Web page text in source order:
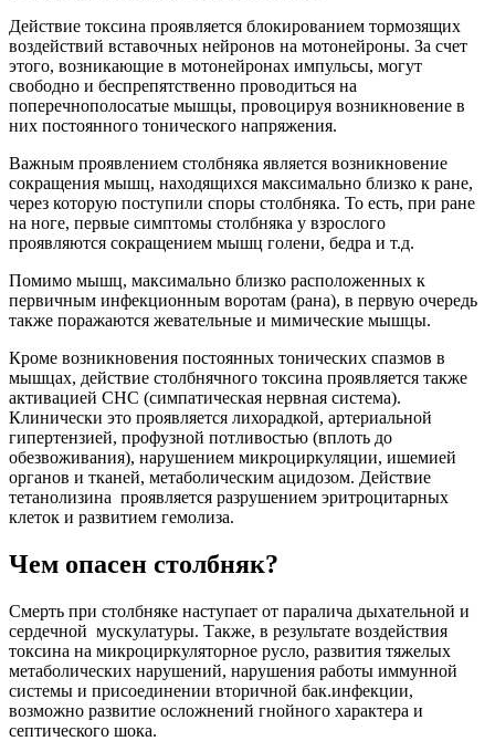
Действие токсина проявляется блокированием тормозящих
воздействий вставочных нейронов на мотонейроны. За счет
этого, возникающие в мотонейронах импульсы, могут
свободно и беспрепятственно проводиться на
поперечнополосатые мышцы, провоцируя возникновение в
них постоянного тонического напряжения.
Важным проявлением столбняка является возникновение
сокращения мышц, находящихся максимально близко к ране,
через которую поступили споры столбняка. То есть, при ране
на ноге, первые симптомы столбняка у взрослого
проявляются сокращением мышц голени, бедра и т.д.
Помимо мышц, максимально близко расположенных к
первичным инфекционным воротам (рана), в первую очередь
также поражаются жевательные и мимические мышцы.
Кроме возникновения постоянных тонических спазмов в
мышцах, действие столбнячного токсина проявляется также
активацией СНС (симпатическая нервная система).
Клинически это проявляется лихорадкой, артериальной
гипертензией, профузной потливостью (вплоть до
обезвоживания), нарушением микроциркуляции, ишемией
органов и тканей, метаболическим ацидозом. Действие
тетанолизина проявляется разрушением эритроцитарных
клеток и развитием гемолиза.
Чем опасен столбняк?
Смерть при столбняке наступает от паралича дыхательной и
сердечной мускулатуры. Также, в результате воздействия
токсина на микроциркуляторное русло, развития тяжелых
метаболических нарушений, нарушения работы иммунной
системы и присоединении вторичной бак.инфекции,
возможно развитие осложнений гнойного характера и
септического шока.